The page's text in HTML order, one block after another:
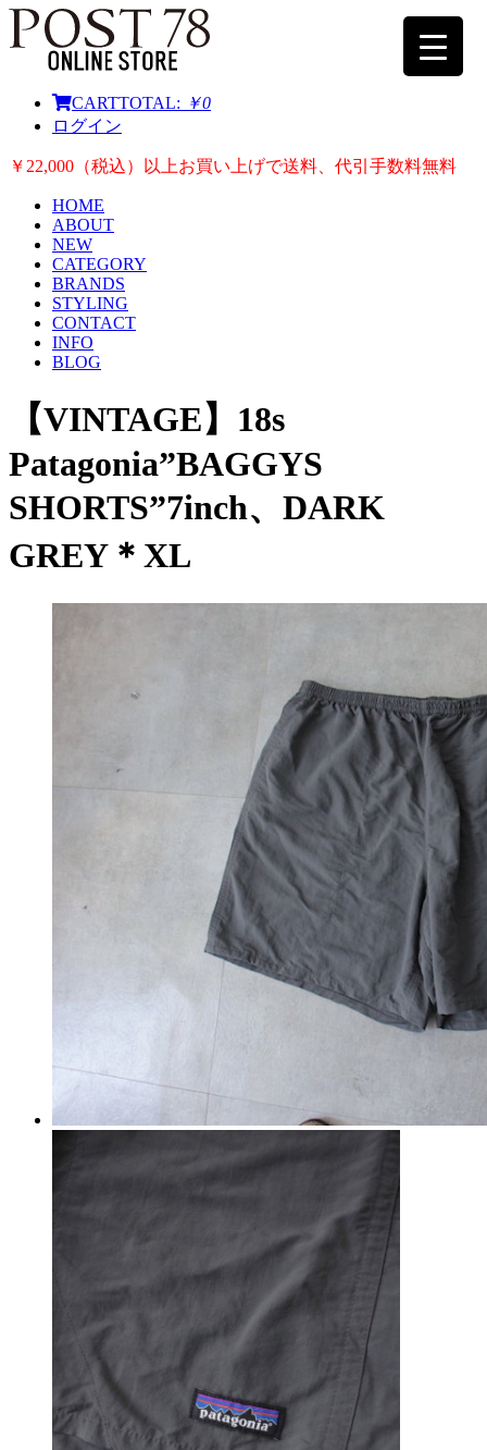
CARTTOTAL: ￥0
ログイン
￥22,000（税込）以上お買い上げで送料、代引手数料無料
HOME
ABOUT
NEW
CATEGORY
BRANDS
STYLING
CONTACT
INFO
BLOG
【VINTAGE】18s
Patagonia”BAGGYS
SHORTS”7inch、DARK
GREY＊XL